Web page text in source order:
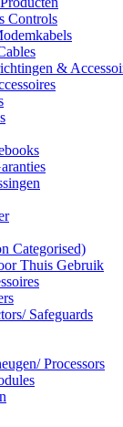
Controls
&
Categorised)
Thuis Gebruik
Safeguards
Processors